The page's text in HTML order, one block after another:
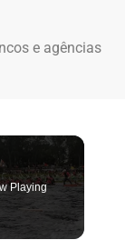
e agências
Playing